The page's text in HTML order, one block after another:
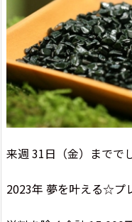
来週 31日（金）までで
2023年 夢を叶える☆プ